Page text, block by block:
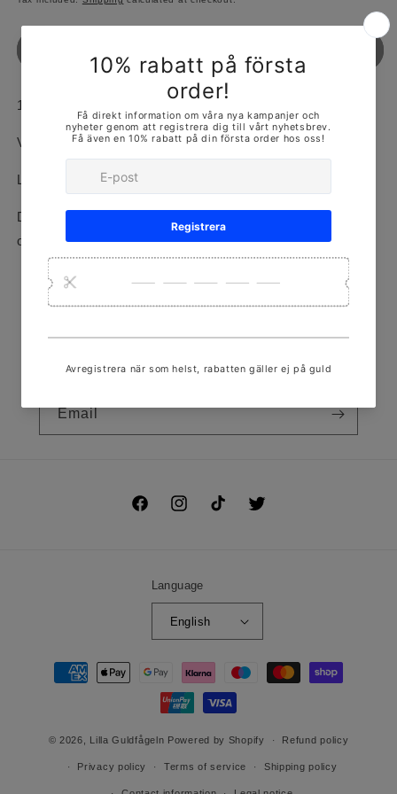
18k rödguld
Vikt: 3.2g
Längd: 19cm
Denna produkt finns i olika storlekar och mått, kontakta
oss för mer!
Prenumerera på vårt nyhetsbrev!
Email
FacebookInstagramTikTok Twitter
Language
English
Payment
methods
© 2026, Lilla Guldfågeln Powered by Shopify Refund policy
Privacy policy Terms of service Shipping policy